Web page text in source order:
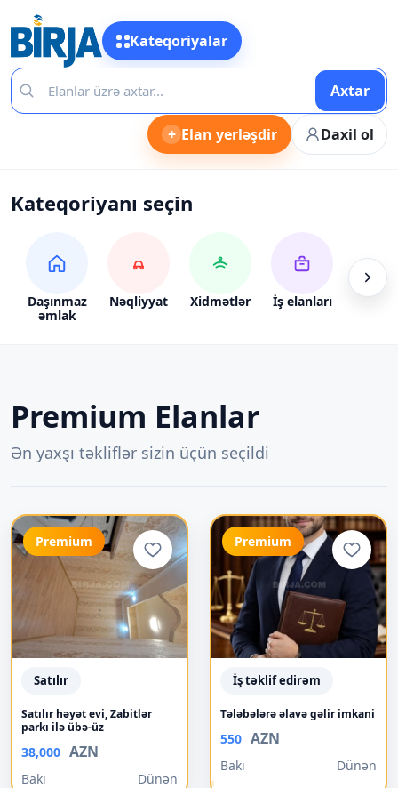
Kateqoriyalar
Axtar
+ Elan yerləşdir Daxil ol
Kateqoriyanı seçin
Daşınmaz
əmlak
Nəqliyyat Xidmətlər İş elanları Alış-
Premium Elanlar
Ən yaxşı təkliflər sizin üçün seçildi
Premium
Satılır
Satılır həyət evi, Zabitlər
parkı ilə übə-üz
38,000 AZN
Bakı Dünən
Premium
İş təklif edirəm
Tələbələrə əlavə gəlir imkani
550 AZN
Bakı Dünən